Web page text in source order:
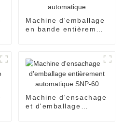
Machine d'emballage
en bande entièrement
Machine d'ensachage
et d'emballage